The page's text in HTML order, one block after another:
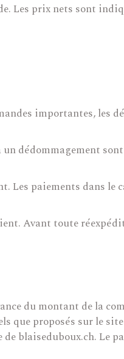
Les prix nets sont
importantes, les
un dédommagement sont
Les paiements dans le
Avant toute
du montant de la
que proposés sur le site
blaiseduboux.ch. Le